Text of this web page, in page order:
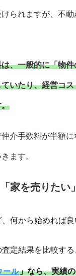
られますが、不
、一般的に「物
いたり、経営コ
。
介手数料が半額
ます。
「家を売りた
、何から始めれば
定結果を比較す
ール」なら、実績